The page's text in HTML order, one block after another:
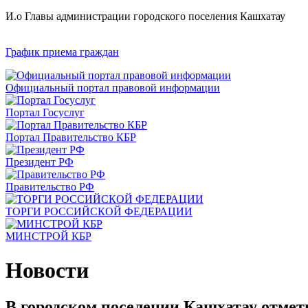
И.о Главы администрации городского поселения Кашхатау
График приема граждан
Официальный портал правовой информации
Портал Госуслуг
Портал Правительство КБР
Президент РФ
Правительство РФ
ТОРГИ РОССИЙСКОЙ ФЕДЕРАЦИИ
МИНСТРОЙ КБР
Новости